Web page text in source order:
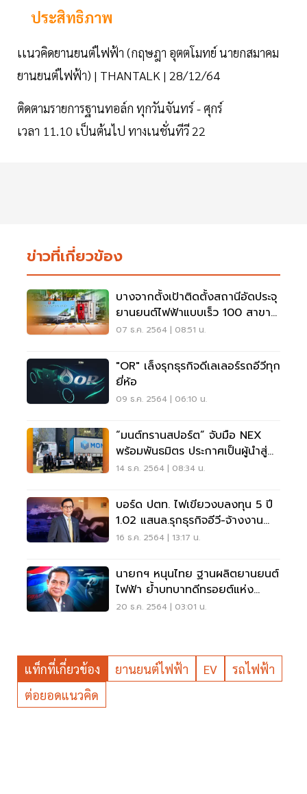
ประสิทธิภาพ
เเนวคิดยานยนต์ไฟฟ้า (กฤษฎา อุตตโมทย์ นายกสมาคม
ยานยนต์ไฟฟ้า) | THANTALK | 28/12/64
ติดตามรายการฐานทอล์ก ทุกวันจันทร์ - ศุกร์
เวลา 11.10 เป็นต้นไป ทางเนชั่นทีวี 22
ข่าวที่เกี่ยวข้อง
บางจากตั้งเป้าติดตั้งสถานีอัดประจุ
ยานยนต์ไฟฟ้าแบบเร็ว 100 สาขาปี
64
07 ธ.ค. 2564 | 08:51 น.
"OR" เล็งรุกธุรกิจดีเลเลอร์รถอีวีทุก
ยี่ห้อ
09 ธ.ค. 2564 | 06:10 น.
“มนต์ทรานสปอร์ต” จับมือ NEX
พร้อมพันธมิตร ประกาศเป็นผู้นำสู่
ยุคยานยนต์ไฟฟ้า
14 ธ.ค. 2564 | 08:34 น.
บอร์ด ปตท. ไฟเขียวงบลงทุน 5 ปี
1.02 แสนล.รุกธุรกิจอีวี-จ้างงาน
23,000 อัตรา
16 ธ.ค. 2564 | 13:17 น.
นายกฯ หนุนไทย ฐานผลิตยานยนต์
ไฟฟ้า ย้ำบทบาทดีทรอยต์แห่ง
เอเชีย
20 ธ.ค. 2564 | 03:01 น.
แท็กที่เกี่ยวข้อง ยานยนต์ไฟฟ้า EV
รถไฟฟ้า
ต่อยอดแนวคิด